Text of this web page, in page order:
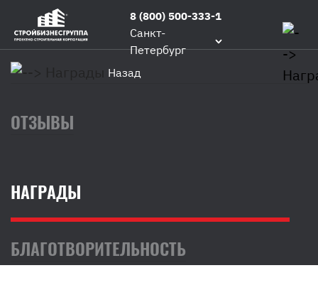
8 (800) 500-333-1
Санкт-
Петербург
Назад
ОТЗЫВЫ
НАГРАДЫ
БЛАГОТВОРИТЕЛЬНОСТЬ